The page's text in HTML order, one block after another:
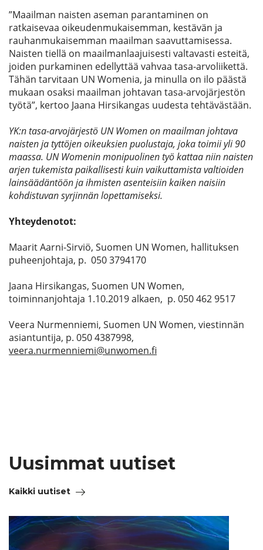
”Maailman naisten aseman parantaminen on
ratkaisevaa oikeudenmukaisemman, kestävän ja
rauhanmukaisemman maailman saavuttamisessa.
Naisten tiellä on maailmanlaajuisesti valtavasti esteitä,
joiden purkaminen edellyttää vahvaa tasa-arvoliikettä.
Tähän tarvitaan UN Womenia, ja minulla on ilo päästä
mukaan osaksi maailman johtavan tasa-arvojärjestön
työtä”, kertoo Jaana Hirsikangas uudesta tehtävästään.
YK:n tasa-arvojärjestö UN Women on maailman johtava
naisten ja tyttöjen oikeuksien puolustaja, joka toimii yli 90
maassa. UN Womenin monipuolinen työ kattaa niin naisten
arjen tukemista paikallisesti kuin vaikuttamista valtioiden
lainsäädäntöön ja ihmisten asenteisiin kaiken naisiin
kohdistuvan syrjinnän lopettamiseksi.
Yhteydenotot:
Maarit Aarni-Sirviö, Suomen UN Women, hallituksen
puheenjohtaja, p. 050 3794170
Jaana Hirsikangas, Suomen UN Women,
toiminnanjohtaja 1.10.2019 alkaen, p. 050 462 9517
Veera Nurmenniemi, Suomen UN Women, viestinnän
asiantuntija, p. 050 4387998,
veera.nurmenniemi@unwomen.fi
Uusimmat uutiset
Kaikki uutiset